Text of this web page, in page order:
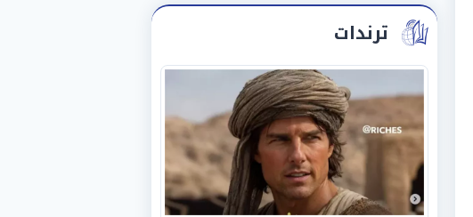
ترندات